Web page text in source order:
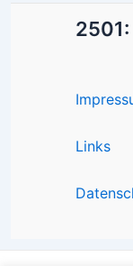
2501:
Links